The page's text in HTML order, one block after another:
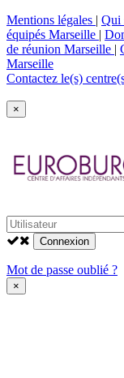
Mentions légales | Qui
équipés Marseille |
de réunion Marseille |
Marseille
Contactez le(s)
×
Connexion
Mot de passe oublié ?
×